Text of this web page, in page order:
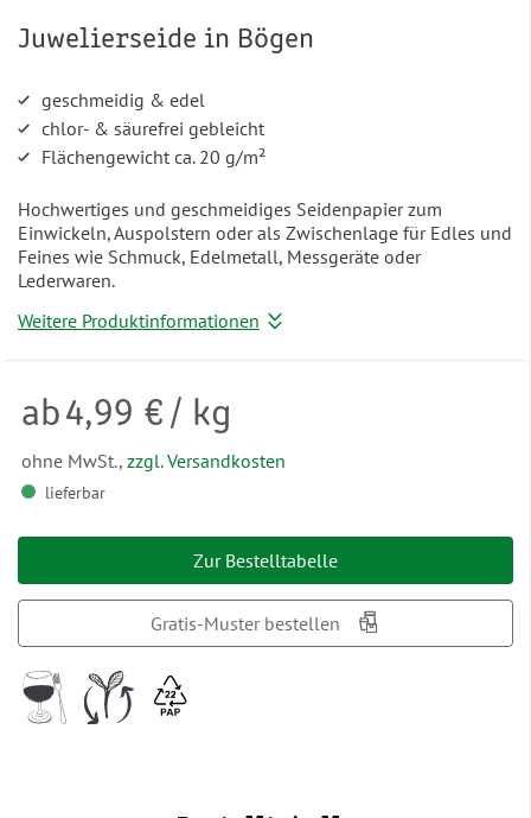
Juwelierseide in Bögen
geschmeidig & edel
chlor- & säurefrei gebleicht
Flächengewicht ca. 20 g/m²
Hochwertiges und geschmeidiges Seidenpapier zum
Einwickeln, Auspolstern oder als Zwischenlage für Edles und
Feines wie Schmuck, Edelmetall, Messgeräte oder
Lederwaren.
Weitere Produktinformationen
ab4,99 € / kg
ohne MwSt., zzgl. Versandkosten
lieferbar
Zur Bestelltabelle
Gratis-Muster bestellen